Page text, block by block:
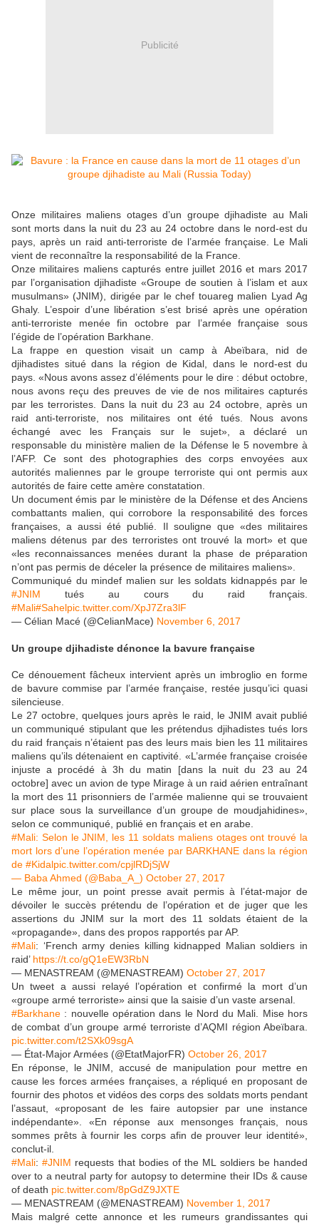
Publicité
Onze militaires maliens otages d’un groupe djihadiste au Mali
sont morts dans la nuit du 23 au 24 octobre dans le nord-est du
pays, après un raid anti-terroriste de l’armée française. Le Mali
vient de reconnaître la responsabilité de la France.
Onze militaires maliens capturés entre juillet 2016 et mars 2017
par l’organisation djihadiste «Groupe de soutien à l’islam et aux
musulmans» (JNIM), dirigée par le chef touareg malien Lyad Ag
Ghaly. L’espoir d’une libération s’est brisé après une opération
anti-terroriste menée fin octobre par l’armée française sous
l’égide de l’opération Barkhane.
La frappe en question visait un camp à Abeïbara, nid de
djihadistes situé dans la région de Kidal, dans le nord-est du
pays. «Nous avons assez d’éléments pour le dire : début octobre,
nous avons reçu des preuves de vie de nos militaires capturés
par les terroristes. Dans la nuit du 23 au 24 octobre, après un
raid anti-terroriste, nos militaires ont été tués. Nous avons
échangé avec les Français sur le sujet», a déclaré un
responsable du ministère malien de la Défense le 5 novembre à
l’AFP. Ce sont des photographies des corps envoyées aux
autorités maliennes par le groupe terroriste qui ont permis aux
autorités de faire cette amère constatation.
Un document émis par le ministère de la Défense et des Anciens
combattants malien, qui corrobore la responsabilité des forces
françaises, a aussi été publié. Il souligne que «des militaires
maliens détenus par des terroristes ont trouvé la mort» et que
«les reconnaissances menées durant la phase de préparation
n’ont pas permis de déceler la présence de militaires maliens».
Communiqué du mindef malien sur les soldats kidnappés par le
#JNIM tués au cours du raid français.
#Mali#Sahelpic.twitter.com/XpJ7Zra3lF
— Célian Macé (@CelianMace) November 6, 2017
Un groupe djihadiste dénonce la bavure française
Ce dénouement fâcheux intervient après un imbroglio en forme
de bavure commise par l’armée française, restée jusqu’ici quasi
silencieuse.
Le 27 octobre, quelques jours après le raid, le JNIM avait publié
un communiqué stipulant que les prétendus djihadistes tués lors
du raid français n’étaient pas des leurs mais bien les 11 militaires
maliens qu’ils détenaient en captivité. «L’armée française croisée
injuste a procédé à 3h du matin [dans la nuit du 23 au 24
octobre] avec un avion de type Mirage à un raid aérien entraînant
la mort des 11 prisonniers de l’armée malienne qui se trouvaient
sur place sous la surveillance d’un groupe de moudjahidines»,
selon ce communiqué, publié en français et en arabe.
#Mali: Selon le JNIM, les 11 soldats maliens otages ont trouvé la
mort lors d’une l’opération menée par BARKHANE dans la région
de #Kidalpic.twitter.com/cpjlRDjSjW
— Baba Ahmed (@Baba_A_) October 27, 2017
Le même jour, un point presse avait permis à l’état-major de
dévoiler le succès prétendu de l’opération et de juger que les
assertions du JNIM sur la mort des 11 soldats étaient de la
«propagande», dans des propos rapportés par AP.
#Mali: ‘French army denies killing kidnapped Malian soldiers in
raid’ https://t.co/gQ1eEW3RbN
— MENASTREAM (@MENASTREAM) October 27, 2017
Un tweet a aussi relayé l’opération et confirmé la mort d’un
«groupe armé terroriste» ainsi que la saisie d’un vaste arsenal.
#Barkhane : nouvelle opération dans le Nord du Mali. Mise hors
de combat d’un groupe armé terroriste d’AQMI région Abeïbara.
pic.twitter.com/t2SXk09sgA
— État-Major Armées (@EtatMajorFR) October 26, 2017
En réponse, le JNIM, accusé de manipulation pour mettre en
cause les forces armées françaises, a répliqué en proposant de
fournir des photos et vidéos des corps des soldats morts pendant
l’assaut, «proposant de les faire autopsier par une instance
indépendante». «En réponse aux mensonges français, nous
sommes prêts à fournir les corps afin de prouver leur identité»,
conclut-il.
#Mali:#JNIM requests that bodies of the ML soldiers be handed
over to a neutral party for autopsy to determine their IDs & cause
of death pic.twitter.com/8pGdZ9JXTE
— MENASTREAM (@MENASTREAM) November 1, 2017
Mais malgré cette annonce et les rumeurs grandissantes qui